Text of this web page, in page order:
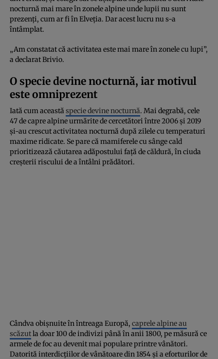
nocturnă mai mare în zonele alpine unde lupii nu sunt
prezenți, cum ar fi în Elveția. Dar acest lucru nu s-a
întâmplat.
„Am constatat că activitatea este mai mare în zonele cu lupi”,
a declarat Brivio.
O specie devine nocturnă, iar motivul
este omniprezent
Iată cum această specie devine nocturnă. Mai degrabă, cele
47 de capre alpine urmărite de cercetători între 2006 și 2019
și-au crescut activitatea nocturnă după zilele cu temperaturi
maxime ridicate. Se pare că mamiferele cu sânge cald
prioritizează căutarea adăpostului față de căldură, în ciuda
creșterii riscului de a întâlni prădători.
Cândva obișnuite în întreaga Europă, caprele alpine au
scăzutla doar 100 de indivizi până în anii 1800, pe măsură ce
armele de foc au devenit mai populare printre vânători.
Datorită interdicțiilor de vânătoare din 1854 și a eforturilor de